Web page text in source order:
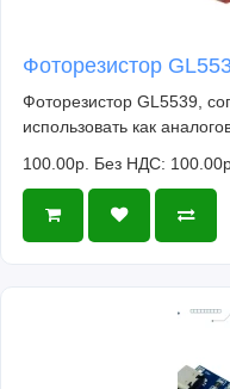
Фоторезистор
Фоторезистор GL5539,
использовать как
100.00р. Без НДС: